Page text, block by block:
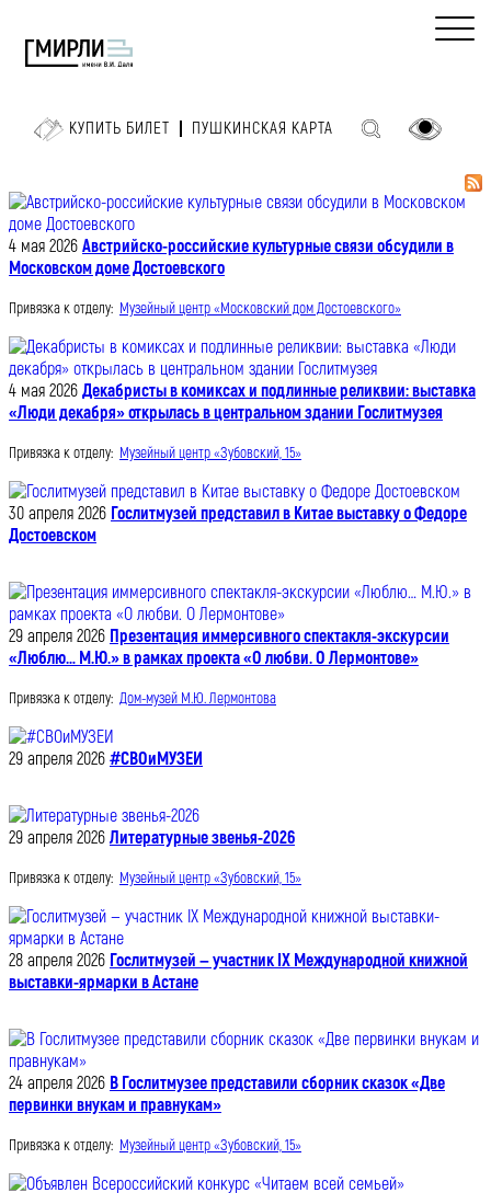
КУПИТЬ БИЛЕТ ПУШКИНСКАЯ КАРТА
4 мая 2026 Австрийско-российские культурные связи обсудили в
Московском доме Достоевского
Привязка к отделу: Музейный центр «Московский дом Достоевского»
4 мая 2026 Декабристы в комиксах и подлинные реликвии: выставка
«Люди декабря» открылась в центральном здании Гослитмузея
Привязка к отделу: Музейный центр «Зубовский, 15»
30 апреля 2026 Гослитмузей представил в Китае выставку о Федоре
Достоевском
29 апреля 2026 Презентация иммерсивного спектакля-экскурсии
«Люблю… М.Ю.» в рамках проекта «О любви. О Лермонтове»
Привязка к отделу: Дом-музей М.Ю. Лермонтова
29 апреля 2026 #СВОиМУЗЕИ
29 апреля 2026 Литературные звенья-2026
Привязка к отделу: Музейный центр «Зубовский, 15»
28 апреля 2026 Гослитмузей — участник IX Международной книжной
выставки-ярмарки в Астане
24 апреля 2026 В Гослитмузее представили сборник сказок «Две
первинки внукам и правнукам»
Привязка к отделу: Музейный центр «Зубовский, 15»